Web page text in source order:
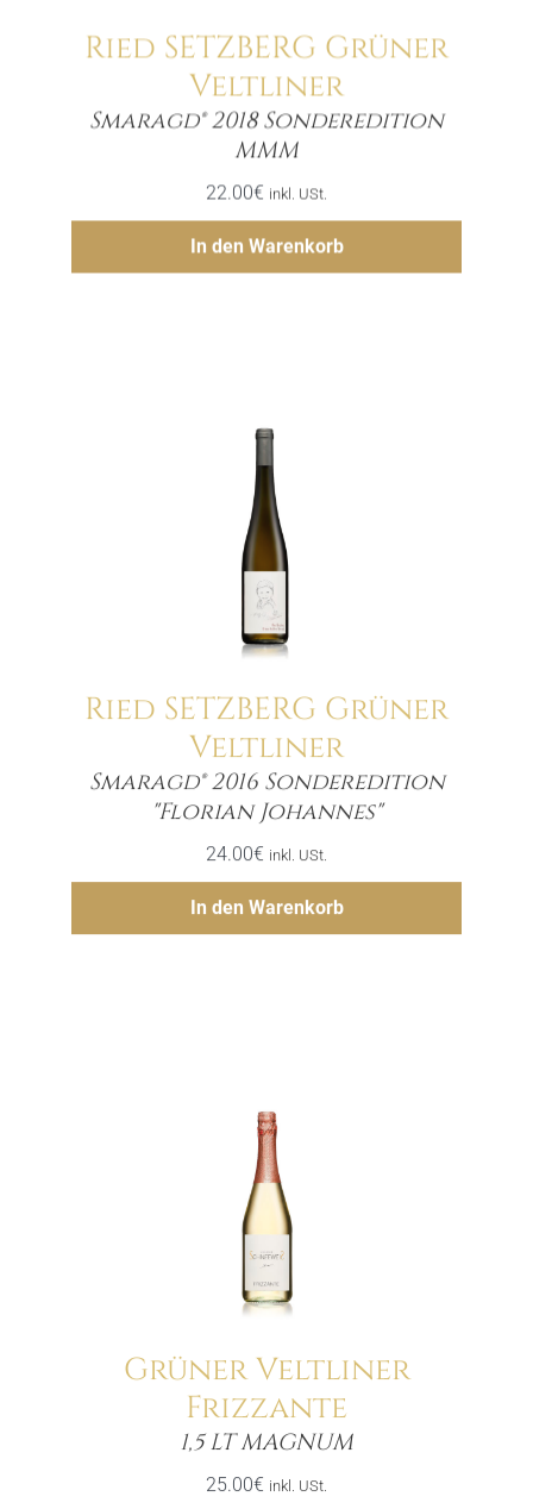
Ried SETZBERG Grüner
Veltliner
Smaragd® 2018 Sonderedition
MMM
22.00€ inkl. USt.
In den Warenkorb
Menge
Ried SETZBERG Grüner
Veltliner
Smaragd® 2016 Sonderedition
"Florian Johannes"
24.00€ inkl. USt.
In den Warenkorb
Menge
Grüner Veltliner
Frizzante
1,5 LT MAGNUM
25.00€ inkl. USt.